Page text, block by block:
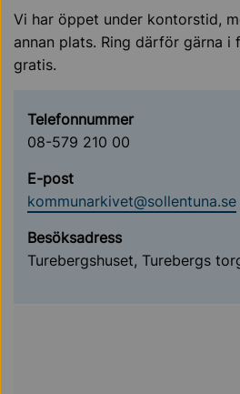
Vi har öppet under kontorstid,
annan plats. Ring därför gärna i
gratis.
Telefonnummer
08-579 210 00
E-post
kommunarkivet@sollentuna.se
Besöksadress
Turebergshuset, Turebergs